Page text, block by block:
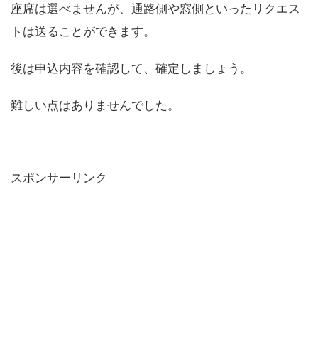
座席は選べませんが、通路側や窓側といったリクエス
トは送ることができます。
後は申込内容を確認して、確定しましょう。
難しい点はありませんでした。
スポンサーリンク